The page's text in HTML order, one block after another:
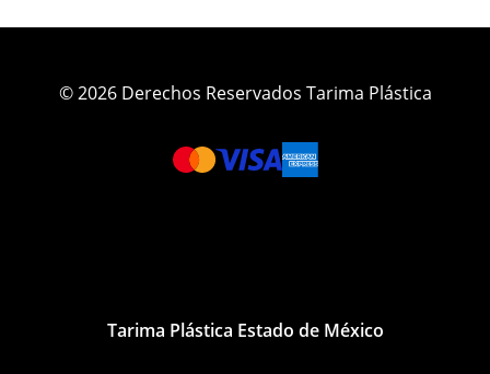
© 2026 Derechos Reservados Tarima Plástica
Tarima Plástica Estado de México